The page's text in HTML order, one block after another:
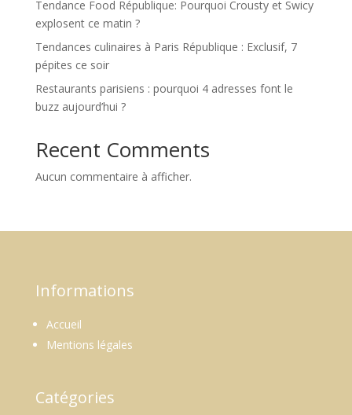
Tendance Food République: Pourquoi Crousty et Swicy
explosent ce matin ?
Tendances culinaires à Paris République : Exclusif, 7
pépites ce soir
Restaurants parisiens : pourquoi 4 adresses font le
buzz aujourd’hui ?
Recent Comments
Aucun commentaire à afficher.
Informations
Accueil
Mentions légales
Catégories